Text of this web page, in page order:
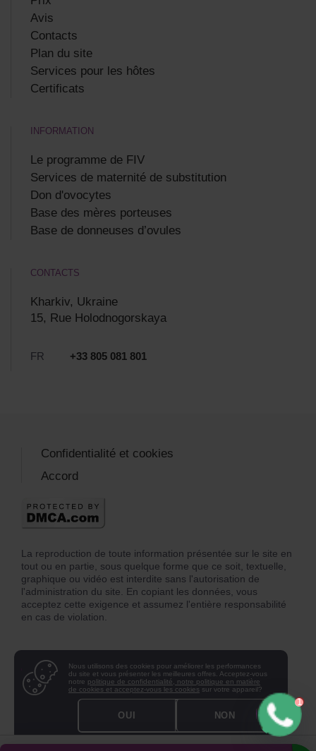
Avis
Contacts
Plan du site
Services pour les hôtes
Certificats
INFORMATION
Le programme de FIV
Services de maternité de substitution
Don d'ovocytes
Base des mères porteuses
Base de donneuses d’ovules
CONTACTS
Kharkiv, Ukraine
15, Rue Holodnogorskaya
FR +33 805 081 801
La reproduction de toute information présentée sur le site en
tout ou en partie, sous quelque forme que ce soit, textuelle,
graphique ou vidéo est interdite sans l'autorisation de
l'administration du site. En copiant les données, vous
acceptez cette exigence et assumez l'entière responsabilité
en cas de violation.
Confidentialité et cookies
Accord
Nous utilisons des cookies pour améliorer les performances
du site et vous présenter les meilleures offres. Acceptez-vous
notre politique de confidentialité, notre politique en matière
de cookies et acceptez-vous les cookies sur votre appareil?
OUI NON